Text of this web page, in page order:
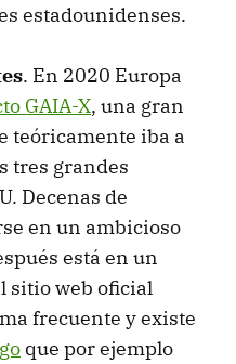
estadounidenses.
. En 2020 Europa
GAIA-X, una gran
teóricamente iba a
tres grandes
Decenas de
en un ambicioso
está en un
sitio web oficial
frecuente y existe
que por ejemplo